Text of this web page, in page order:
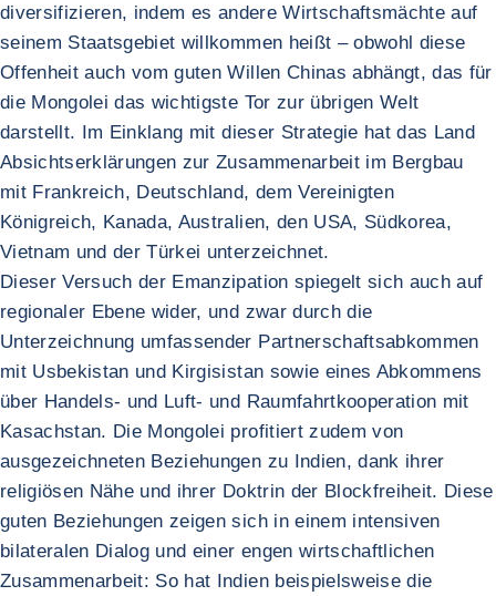
diversifizieren, indem es andere Wirtschaftsmächte auf
seinem Staatsgebiet willkommen heißt – obwohl diese
Offenheit auch vom guten Willen Chinas abhängt, das für
die Mongolei das wichtigste Tor zur übrigen Welt
darstellt. Im Einklang mit dieser Strategie hat das Land
Absichtserklärungen zur Zusammenarbeit im Bergbau
mit Frankreich, Deutschland, dem Vereinigten
Königreich, Kanada, Australien, den USA, Südkorea,
Vietnam und der Türkei unterzeichnet.
Dieser Versuch der Emanzipation spiegelt sich auch auf
regionaler Ebene wider, und zwar durch die
Unterzeichnung umfassender Partnerschaftsabkommen
mit Usbekistan und Kirgisistan sowie eines Abkommens
über Handels- und Luft- und Raumfahrtkooperation mit
Kasachstan. Die Mongolei profitiert zudem von
ausgezeichneten Beziehungen zu Indien, dank ihrer
religiösen Nähe und ihrer Doktrin der Blockfreiheit. Diese
guten Beziehungen zeigen sich in einem intensiven
bilateralen Dialog und einer engen wirtschaftlichen
Zusammenarbeit: So hat Indien beispielsweise die